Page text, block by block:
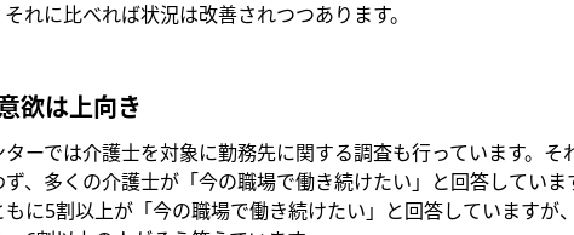
れに比べれば状況は改善されつつあります。
欲は上向き
ーでは介護士を対象に勤務先に関する調査も行っています。そ
、多くの介護士が「今の職場で働き続けたい」と回答していま
に5割以上が「今の職場で働き続けたい」と回答していますが